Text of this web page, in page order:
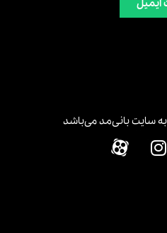
ایمیل
سایت بانی‌مد می‌باشد